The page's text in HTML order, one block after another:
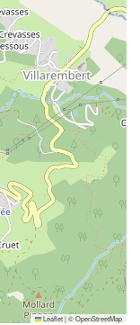
Leaflet|©OpenStreetMap